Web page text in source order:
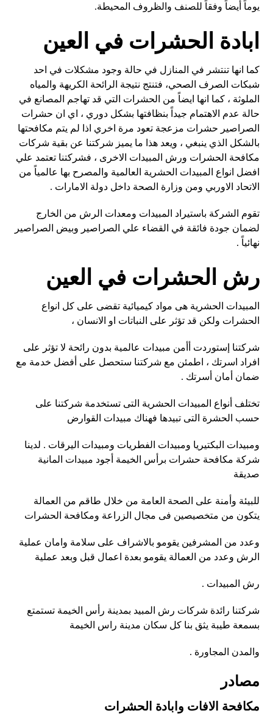
يوماً أيضاً وفقاً للصنف والظروف المحيطة.
ابادة الحشرات في العين
كما انها تنتشر في المنازل في حالة وجود مشكلات في احد
شبكات الصرف الصحي، فتنتج نتيجة الرائحة الكريهة والمياه
الملوثة ، كما انها ايضاً من الحشرات التي قد تهاجم المصانع في
حالة عدم الاهتمام جيداً بنظافتها بشكل دوري ، اي ان حشرات
الصراصير حشرات مزعجة تعود مرة اخري اذا لم يتم مكافحتها
بالشكل الذي ينبغي ، ويعد هذا ما يميز شركتنا عن بقية شركات
مكافحة الحشرات ورش المبيدات الاخرى ، فشركتنا تعتمد علي
افضل انواع المبيدات الحشرية العالمية والمصرح بها عالمياً من
الاتحاد الاوربي ومن وزارة الصحة داخل دولة الامارات .
تقوم الشركة باستيراد المبيدات ومعدات الرش من الخارج
لضمان جودة فائقة في القضاء علي الصراصير وبيض الصراصير
نهائياً .
رش الحشرات في العين
المبيدات الحشرية هى مواد كيميائية تقضى على كل انواع
الحشرات ولكن قد تؤثر على النباتات او الانسان ،
شركتنا إستوردت أأمن مبيدات عالمية بدون رائحة لا تؤثر على
افراد اسرتك ، اطمئن مع شركتنا ستحصل على أفضل خدمة مع
ضمان أمان أسرتك .
تختلف أنواع المبيدات الحشرية التى تستخدمة شركتنا على
حسب الحشرة التى تبيدها فهناك مبيدات القوارض
ومبيدات البكتيريا ومبيدات الفطريات ومبيدات اليرقات . لدينا
شركة مكافحة حشرات برأس الخيمة أجود مبيدات المانية
صديقة
للبيئة وأمنة على الصحة العامة من خلال طاقم من العمالة
يتكون من متخصيصين فى مجال الزراعة ومكافحة الحشرات
وعدد من المشرفين يقومو بالاشراف على سلامة وامان عملية
الرش وعدد من العمالة يقومو بعدة اعمال قبل وبعد عملية
رش المبيدات .
شركتنا رائدة شركات رش المبيد بمدينة رأس الخيمة تستمتع
بسمعة طيبة يثق بنا كل سكان مدينة راس الخيمة
والمدن المجاورة .
مصادر
مكافحة الافات وابادة الحشرات